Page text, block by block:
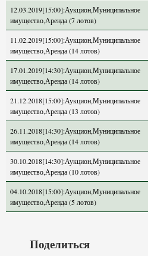
12.03.2019[15:00]:Аукцион,Муниципальное
имущество,Аренда (7 лотов)
11.02.2019[15:00]:Аукцион,Муниципальное
имущество,Аренда (14 лотов)
17.01.2019[14:30]:Аукцион,Муниципальное
имущество,Аренда (14 лотов)
21.12.2018[15:00]:Аукцион,Муниципальное
имущество,Аренда (13 лотов)
26.11.2018[14:30]:Аукцион,Муниципальное
имущество,Аренда (14 лотов)
30.10.2018[14:30]:Аукцион,Муниципальное
имущество,Аренда (10 лотов)
04.10.2018[15:00]:Аукцион,Муниципальное
имущество,Аренда (5 лотов)
Поделиться